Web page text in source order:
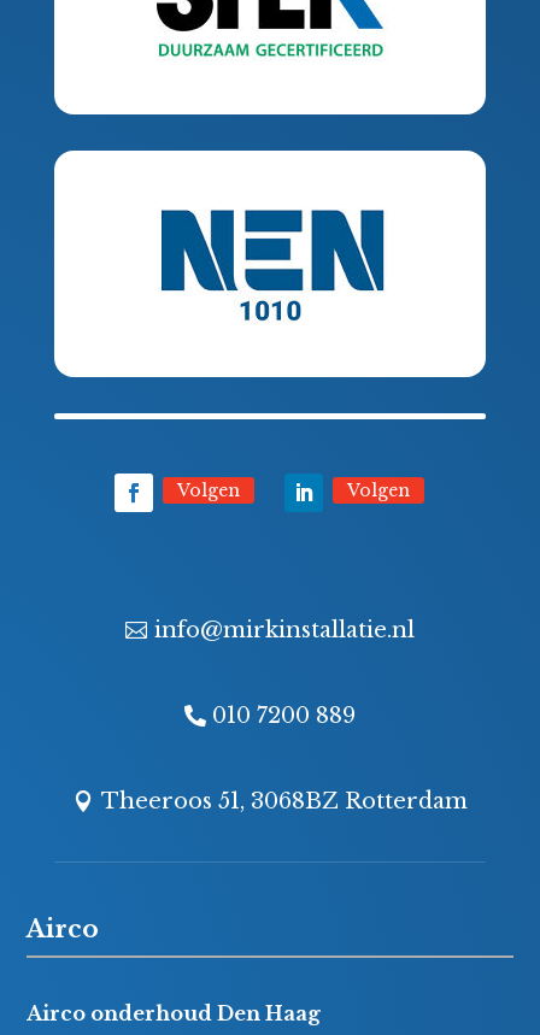
Volgen Volgen
info@mirkinstallatie.nl
010 7200 889
Theeroos 51, 3068BZ Rotterdam
Airco
Airco onderhoud Den Haag